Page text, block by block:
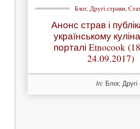
Блог,Другі страви,
Анонс страв і
українському
порталі Etnocook
24.09.2017)
In: Блог, Другі